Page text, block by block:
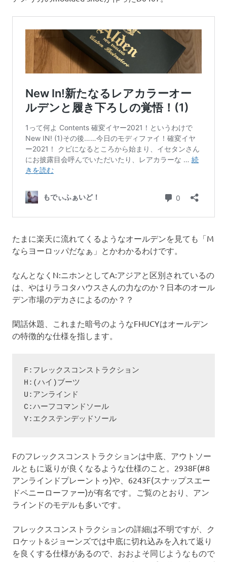
たまに楽天に流れてくるようなオールデンを見ても「M
ならヨーロッパだなぁ」とかわかるわけです。
なんとなくN:ニホンとしてA:アジアと区別されているの
は、やはりラコタハウスさんの力なのか？日本のオール
デン市場のデカさによるのか？？
閑話休題、これまた暗号のようなFHUCYはオールデン
の特徴的な仕様を指します。
F:フレックスコンストラクション
H:(ハイ)ブーツ
U:アンラインド
C:ハーフコマンドソール
Y:エクステンデッドソール
Fのフレックスコンストラクションは中底、アウトソー
ルともに返りが良くなるような仕様のこと。2938F(#8
アンラインドプレーントゥ)や、6243F(スナップスエー
ドペニーローファー)が有名です。ご覧のとおり、アン
ラインドのモデルも多いです。
フレックスコンストラクションの詳細は不明ですが、ク
ロケット&ジョーンズでは中底に切れ込みを入れて返り
を良くする仕様があるので、おおよそ同じようなもので